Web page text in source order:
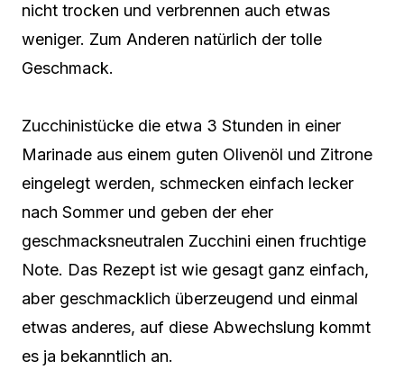
nicht trocken und verbrennen auch etwas
weniger. Zum Anderen natürlich der tolle
Geschmack.
Zucchinistücke die etwa 3 Stunden in einer
Marinade aus einem guten Olivenöl und Zitrone
eingelegt werden, schmecken einfach lecker
nach Sommer und geben der eher
geschmacksneutralen Zucchini einen fruchtige
Note. Das Rezept ist wie gesagt ganz einfach,
aber geschmacklich überzeugend und einmal
etwas anderes, auf diese Abwechslung kommt
es ja bekanntlich an.